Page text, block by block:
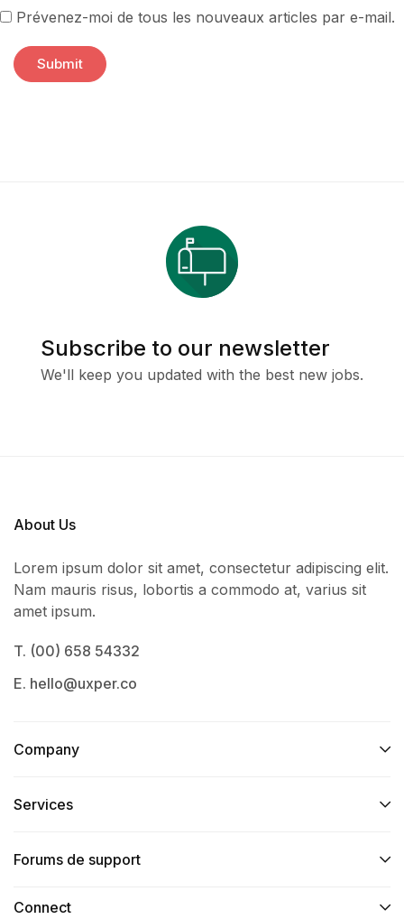
Prévenez-moi de tous les nouveaux articles par e-mail.
Subscribe to our newsletter
We'll keep you updated with the best new jobs.
About Us
Lorem ipsum dolor sit amet, consectetur adipiscing elit.
Nam mauris risus, lobortis a commodo at, varius sit
amet ipsum.
T. (00) 658 54332
E. hello@uxper.co
Company
Services​
Forums de support
Connect​